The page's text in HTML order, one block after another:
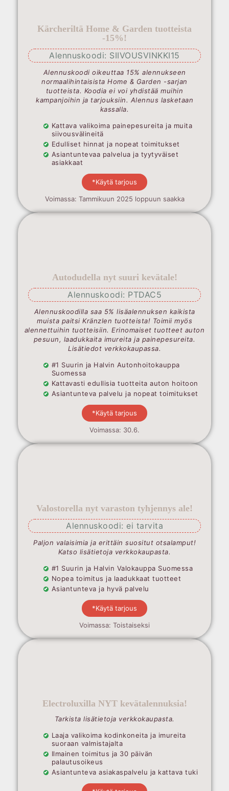
Kärcheriltä Home & Garden tuotteista
-15%!
Alennuskoodi: SIIVOUSVINKKI15
Alennuskoodi oikeuttaa 15% alennukseen
normaalihintaisista Home & Garden -sarjan
tuotteista. Koodia ei voi yhdistää muihin
kampanjoihin ja tarjouksiin. Alennus lasketaan
kassalla.
Kattava valikoima painepesureita ja muita
siivousvälineitä
Edulliset hinnat ja nopeat toimitukset
Asiantuntevaa palvelua ja tyytyväiset
asiakkaat
*Käytä tarjous
Voimassa: Tammikuun 2025 loppuun saakka
Autodudella nyt suuri kevätale!
Alennuskoodi: PTDAC5
Alennuskoodilla saa 5% lisäalennuksen kaikista
muista paitsi Kränzlen tuotteista! Toimii myös
alennettuihin tuotteisiin. Erinomaiset tuotteet auton
pesuun, laadukkaita imureita ja painepesureita.
Lisätiedot verkkokaupassa.
#1 Suurin ja Halvin Autonhoitokauppa
Suomessa
Kattavasti edullisia tuotteita auton hoitoon
Asiantunteva palvelu ja nopeat toimitukset
*Käytä tarjous
Voimassa: 30.6.
Valostorella nyt varaston tyhjennys ale!
Alennuskoodi: ei tarvita
Paljon valaisimia ja erittäin suositut otsalamput!
Katso lisätietoja verkkokaupasta.
#1 Suurin ja Halvin Valokauppa Suomessa
Nopea toimitus ja laadukkaat tuotteet
Asiantunteva ja hyvä palvelu
*Käytä tarjous
Voimassa: Toistaiseksi
Electroluxilla NYT kevätalennuksia!
Tarkista lisätietoja verkkokaupasta.
Laaja valikoima kodinkoneita ja imureita
suoraan valmistajalta
Ilmainen toimitus ja 30 päivän
palautusoikeus
Asiantunteva asiakaspalvelu ja kattava tuki